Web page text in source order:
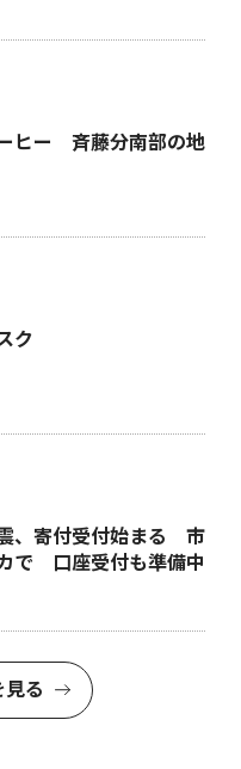
ヒー 斉藤分南部の地
ク
、寄付受付始まる 市
で 口座受付も準備中
見る